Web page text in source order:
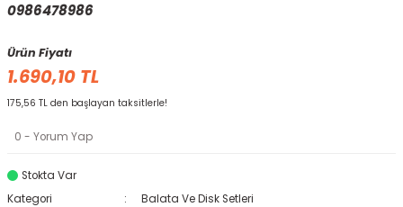
0986478986
Ürün Fiyatı
1.690,10 TL
175,56 TL den başlayan taksitlerle!
0 - Yorum Yap
Stokta Var
Kategori
Balata Ve Disk Setleri